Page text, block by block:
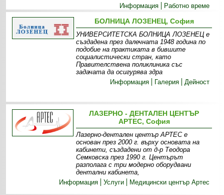
Информация
Работно време
БОЛНИЦА ЛОЗЕНЕЦ, София
УНИВЕРСИТЕТСКА БОЛНИЦА ЛОЗЕНЕЦ е
създадена през далечната 1948 година по
подобие на практиката в бившите
социалистически стран, като
Правителствена поликлиника със
задачата да осигурява здра
Информация
Галерия Дейност
ЛАЗЕРНО - ДЕНТАЛЕН ЦЕНТЪР
АРТЕС, София
Лазерно-дентален център АРТЕС е
основан през 2000 г. върху основата на
кабинети, създадени от д-р Теодора
Семковска през 1990 г. Центърът
разполага с три модерно оборудвани
дентални кабинета,
Информация
Услуги Медицински център Артес